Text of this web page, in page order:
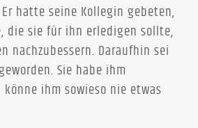
hatte seine Kollegin gebeten,
die sie für ihn erledigen sollte,
nachzubessern. Daraufhin sei
Sie habe ihm
ihm sowieso nie etwas